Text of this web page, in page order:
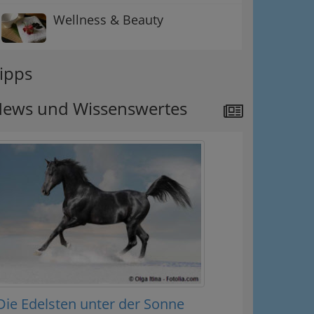
Wellness & Beauty
und Wissenswertes
Edelsten unter der Sonne